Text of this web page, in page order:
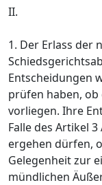
II.
1. Der Erlass der
Entscheidungen
prüfen haben,
vorliegen. Ihre
Falle des Artikel
ergehen dürfen,
Gelegenheit zur
mündlichen